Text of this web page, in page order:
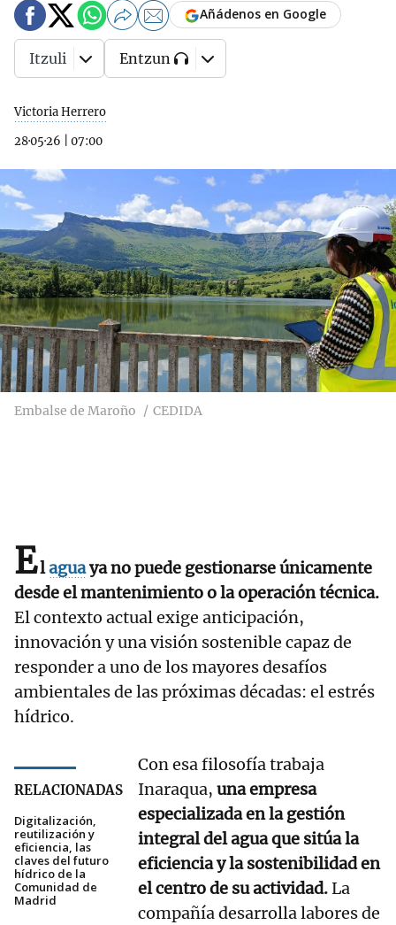
Victoria Herrero
28·05·26
07:00
Añádenos en Google
Itzuli Entzun
Embalse de Maroño CEDIDA
Elaguaya no puede gestionarse únicamente
desde el mantenimiento o la operación técnica.
El contexto actual exige anticipación,
innovación y una visión sostenible capaz de
responder a uno de los mayores desafíos
ambientales de las próximas décadas: el estrés
hídrico.
RELACIONADAS
Digitalización,
reutilización y
eficiencia, las
claves del futuro
hídrico de la
Comunidad de
Madrid
Con esa filosofía trabaja
Inaraqua, una empresa
especializada en la gestión
integral del agua que sitúa la
eficiencia y la sostenibilidad en
el centro de su actividad.La
compañía desarrolla labores de